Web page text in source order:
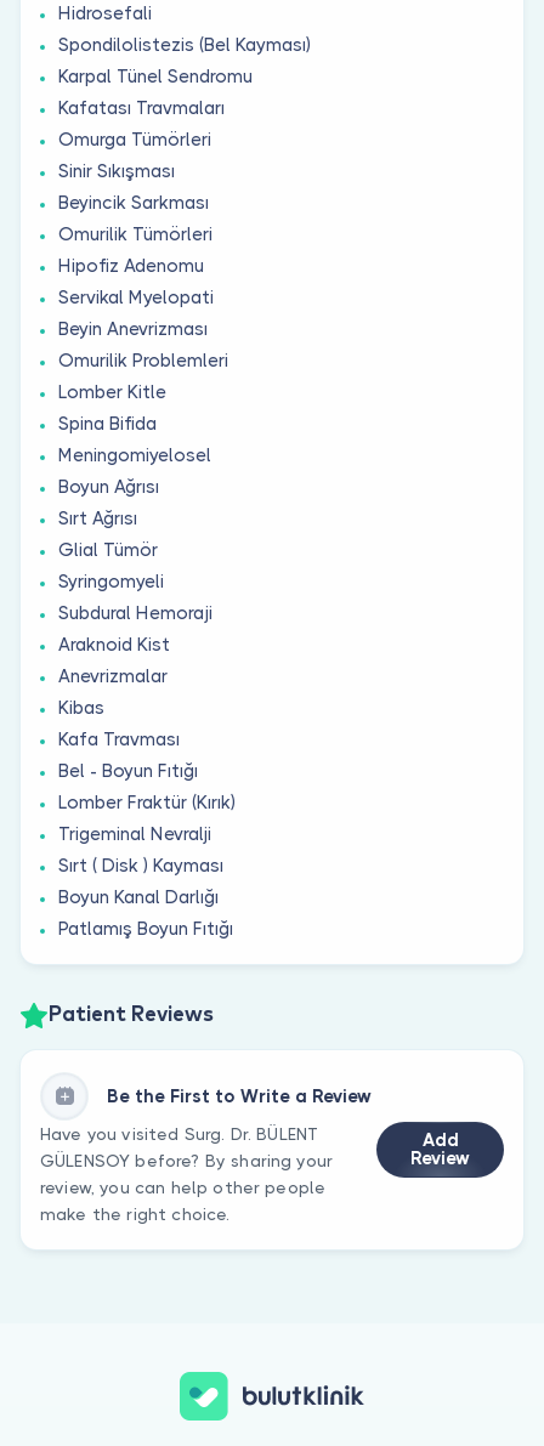
Hidrosefali
Spondilolistezis (Bel Kayması)
Karpal Tünel Sendromu
Kafatası Travmaları
Omurga Tümörleri
Sinir Sıkışması
Beyincik Sarkması
Omurilik Tümörleri
Hipofiz Adenomu
Servikal Myelopati
Beyin Anevrizması
Omurilik Problemleri
Lomber Kitle
Spina Bifida
Meningomiyelosel
Boyun Ağrısı
Sırt Ağrısı
Glial Tümör
Syringomyeli
Subdural Hemoraji
Araknoid Kist
Anevrizmalar
Kibas
Kafa Travması
Bel - Boyun Fıtığı
Lomber Fraktür (Kırık)
Trigeminal Nevralji
Sırt ( Disk ) Kayması
Boyun Kanal Darlığı
Patlamış Boyun Fıtığı
Patient Reviews
Be the First to Write a Review
Have you visited Surg. Dr. BÜLENT
GÜLENSOY before? By sharing your
review, you can help other people
make the right choice.
Add
Review